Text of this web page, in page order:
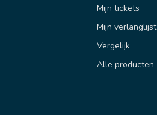
Mijn tickets
Mijn verlanglijst
Vergelijk
Alle producten